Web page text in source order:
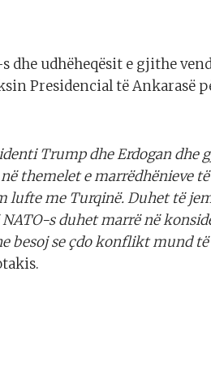
dhe udhëheqësit e gjithe
Presidencial të Ankarasë
Trump dhe Erdogan dhe
themelet e marrëdhënieve
lufte me Turqinë. Duhet të
s duhet marrë në
besoj se çdo konflikt mund